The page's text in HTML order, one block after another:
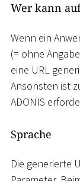
Wer kann
Wenn ein
(= ohne
eine URL
Ansonsten ist
ADONIS
Sprache
Die generierte